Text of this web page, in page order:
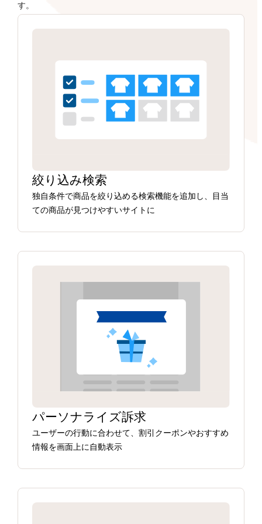
す。
絞り込み検索
独自条件で商品を絞り込める検索機能を追加し、目当
ての商品が見つけやすいサイトに
パーソナライズ訴求
ユーザーの行動に合わせて、割引クーポンやおすすめ
情報を画面上に自動表示